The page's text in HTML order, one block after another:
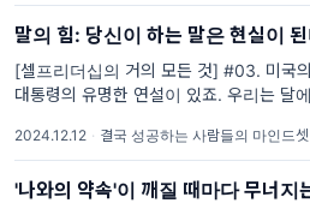
대해 이야기해보려 합니다. * 뮤
말의 힘: 당신이 하는 말은 현실이 된
[셀프리더십의 거의 모든 것] #03. 미국
대통령의 유명한 연설이 있죠. 우리는 달
고 다른 일들도 해낼 것입니다. - JFK 미
대통령 아무런 근거도,
2024.12.12 · 결국 성공하는 사람들의 마인드셋
'나와의 약속'이 깨질 때마다 무너지